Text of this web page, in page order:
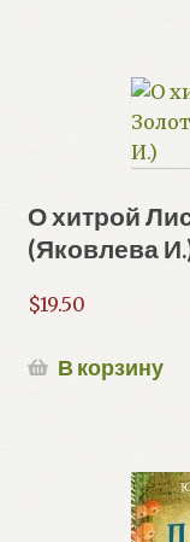
О хитрой
(Яковлева
$19.50
В корзину